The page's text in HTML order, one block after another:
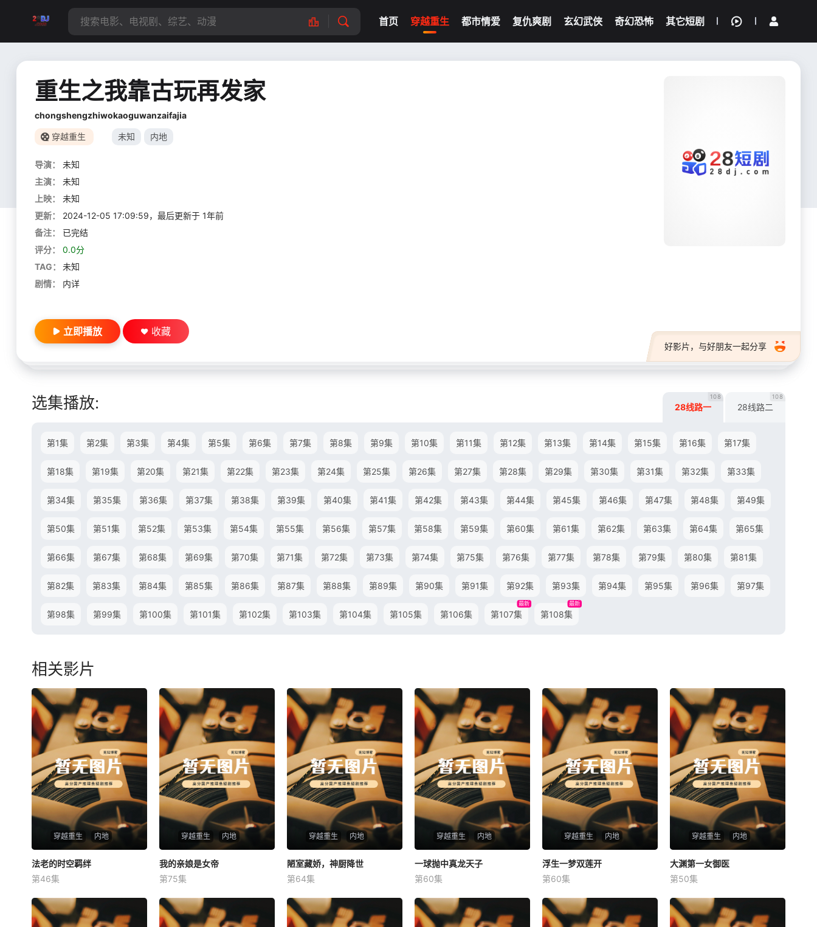
首页 穿越重生 都市情爱 复仇爽剧 玄幻武侠 奇幻恐怖 其它短剧
我的观影记录
重生之我靠古玩再发家
chongshengzhiwokaoguwanzaifajia
穿越重生 未知 内地
导演：
未知
主演：
未知
上映：
未知
更新：
2024-12-05 17:09:59，最后更新于 1年前
备注：
已完结
评分：
0.0分
TAG：
未知
剧情：
内详
好影片，与好朋友一起分享
立即播放 收藏
选集播放: 28线路一
108
28线路二
108
第1集 第2集 第3集 第4集 第5集 第6集 第7集 第8集 第9集 第10集 第11集 第12集 第13集 第14集 第15集 第16集 第17集
第18集 第19集 第20集 第21集 第22集 第23集 第24集 第25集 第26集 第27集 第28集 第29集 第30集 第31集 第32集 第33集
第34集 第35集 第36集 第37集 第38集 第39集 第40集 第41集 第42集 第43集 第44集 第45集 第46集 第47集 第48集 第49集
第50集 第51集 第52集 第53集 第54集 第55集 第56集 第57集 第58集 第59集 第60集 第61集 第62集 第63集 第64集 第65集
第66集 第67集 第68集 第69集 第70集 第71集 第72集 第73集 第74集 第75集 第76集 第77集 第78集 第79集 第80集 第81集
第82集 第83集 第84集 第85集 第86集 第87集 第88集 第89集 第90集 第91集 第92集 第93集 第94集 第95集 第96集 第97集
第98集 第99集 第100集 第101集 第102集 第103集 第104集 第105集 第106集 第107集
最新
第108集
最新
相关影片
穿越重生 内地
法老的时空羁绊
未知
法老的时空羁绊
第46集
穿越重生 内地
我的亲娘是女帝
未知
我的亲娘是女帝
第75集
穿越重生 内地
陋室藏娇，神厨降世
未知
陋室藏娇，神厨降世
第64集
穿越重生 内地
一球抛中真龙天子
未知
一球抛中真龙天子
第60集
穿越重生 内地
浮生一梦双莲开
未知
浮生一梦双莲开
第60集
穿越重生 内地
大渊第一女御医
未知
大渊第一女御医
第50集